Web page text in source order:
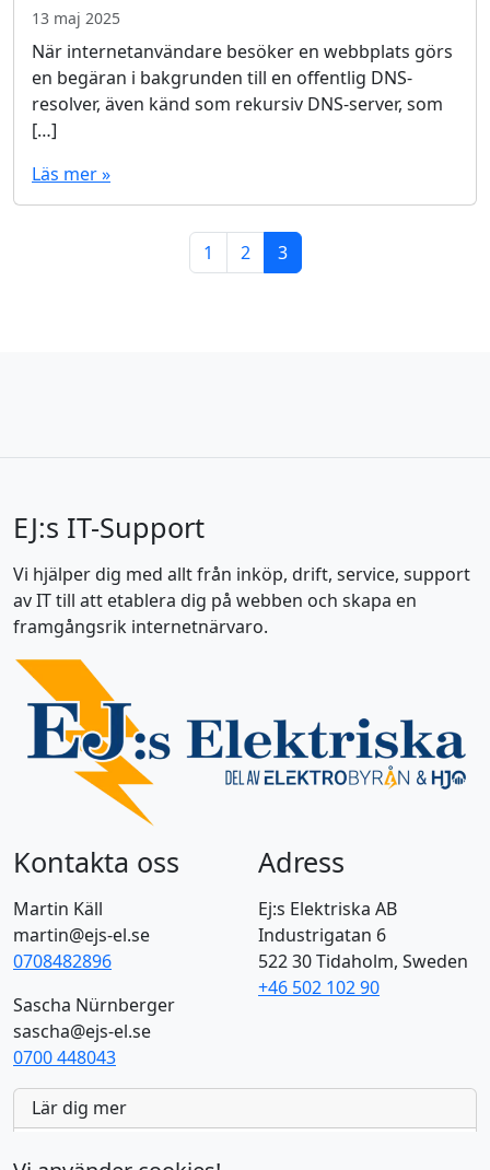
13 maj 2025
När internetanvändare besöker en webbplats görs
en begäran i bakgrunden till en offentlig DNS-
resolver, även känd som rekursiv DNS-server, som
[…]
Läs mer »
Page
1 Page
2 Current Page
3
EJ:s IT-Support
Vi hjälper dig med allt från inköp, drift, service, support
av IT till att etablera dig på webben och skapa en
framgångsrik internetnärvaro.
Kontakta oss
Martin Käll
martin@ejs-el.se
0708482896
Sascha Nürnberger
sascha@ejs-el.se
0700 448043
Adress
Ej:s Elektriska AB
Industrigatan 6
522 30 Tidaholm, Sweden
+46 502 102 90
Lär dig mer